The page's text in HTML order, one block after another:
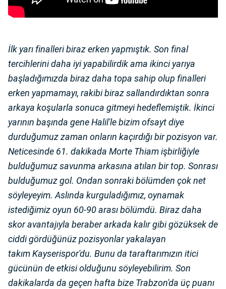
İlk yarı finalleri biraz erken yapmıştık. Son final
tercihlerini daha iyi yapabilirdik ama ikinci yarıya
başladığımızda biraz daha topa sahip olup finalleri
erken yapmamayı, rakibi biraz sallandırdıktan sonra
arkaya koşularla sonuca gitmeyi hedeflemiştik. İkinci
yarının başında gene Halil'le bizim ofsayt diye
durduğumuz zaman onların kaçırdığı bir pozisyon var.
Neticesinde 61. dakikada Morte Thiam işbirliğiyle
bulduğumuz savunma arkasına atılan bir top. Sonrası
bulduğumuz gol. Ondan sonraki bölümden çok net
söyleyeyim. Aslında kurguladığımız, oynamak
istediğimiz oyun 60-90 arası bölümdü. Biraz daha
skor avantajıyla beraber arkada kalır gibi gözüksek de
ciddi gördüğünüz pozisyonlar yakalayan
takım Kayserispor'du. Bunu da taraftarımızın itici
gücünün de etkisi olduğunu söyleyebilirim. Son
dakikalarda da geçen hafta bize Trabzon'da üç puanı